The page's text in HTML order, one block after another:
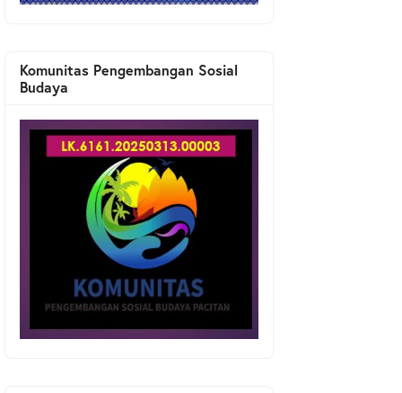
Komunitas Pengembangan Sosial
Budaya